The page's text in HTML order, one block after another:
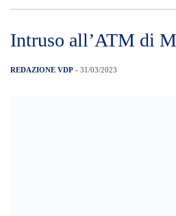
Intruso all’ATM di
REDAZIONE VDP - 31/03/2023